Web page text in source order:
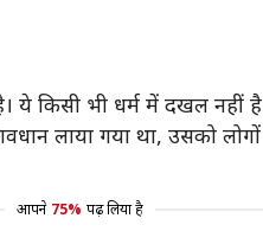
ये किसी भी धर्म में दखल
लाया गया था, उसको
आपने 75% पढ़ लिया है